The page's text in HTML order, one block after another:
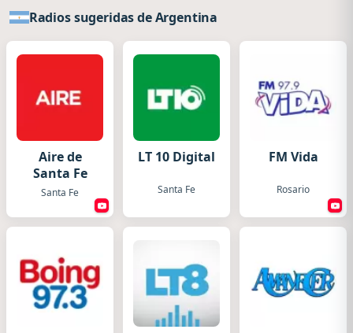
Radios sugeridas de Argentina
Aire de
Santa Fe
Santa Fe
LT 10 Digital
Santa Fe
FM Vida
Rosario